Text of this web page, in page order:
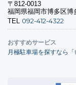
〒812-0013
福岡県福岡市博多区博
TEL 092-412-4322
おすすめサービス
月極駐車場を探すなら「